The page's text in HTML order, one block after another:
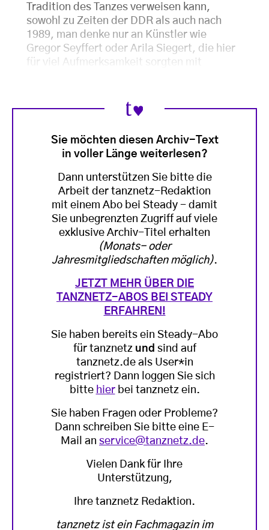
Tradition des Tanzes verweisen kann,
sowohl zu Zeiten der DDR als auch nach
1989, man denke nur an Künstler wie
Gregor Seyffert oder Arila Siegert, die hier
für viel Aufmerksamkeit sorgten mit
Sie möchten diesen Archiv-Text
in voller Länge weiterlesen?
Dann unterstützen Sie bitte die
Arbeit der tanznetz-Redaktion
mit einem Abo bei Steady - damit
Sie unbegrenzten Zugriff auf viele
exklusive Archiv-Titel erhalten
(Monats- oder
Jahresmitgliedschaften möglich).
JETZT MEHR ÜBER DIE
TANZNETZ-ABOS BEI STEADY
ERFAHREN!
Sie haben bereits ein Steady-Abo
für tanznetz und sind auf
tanznetz.de als User*in
registriert? Dann loggen Sie sich
bitte hierbei tanznetz ein.
Sie haben Fragen oder Probleme?
Dann schreiben Sie bitte eine E-
Mail an service@tanznetz.de.
Vielen Dank für Ihre
Unterstützung,
Ihre tanznetz Redaktion.
tanznetz ist ein Fachmagazin im